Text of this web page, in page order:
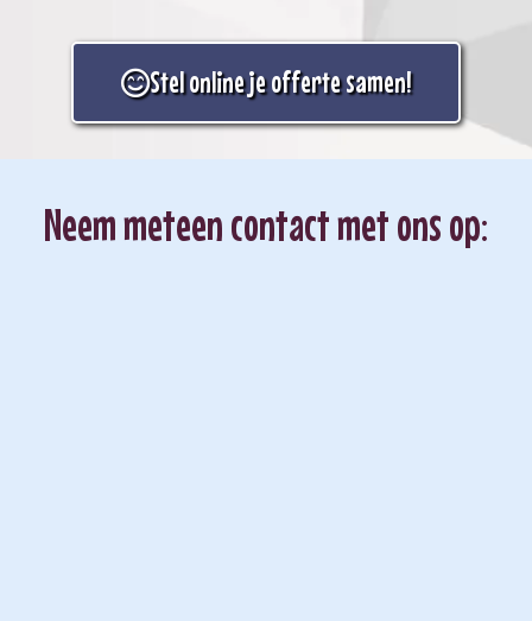
Stel online je offerte samen!
Neem meteen contact met ons op: